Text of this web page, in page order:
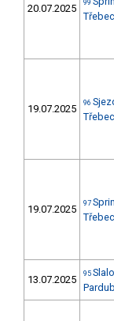
20.07.2025 99
19.07.2025 96
19.07.2025 97
13.07.2025 95